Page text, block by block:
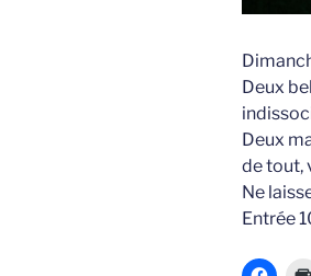
Deux
Deux
de tout,
Ne
Entrée